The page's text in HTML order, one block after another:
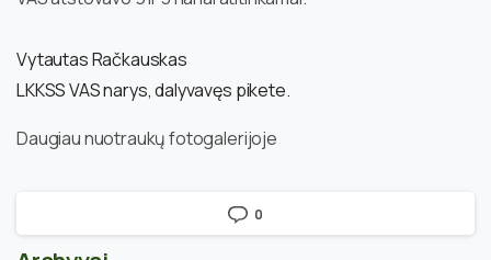
Vytautas Račkauskas
LKKSS VAS narys, dalyvavęs pikete.
Daugiau nuotraukų fotogalerijoje
0